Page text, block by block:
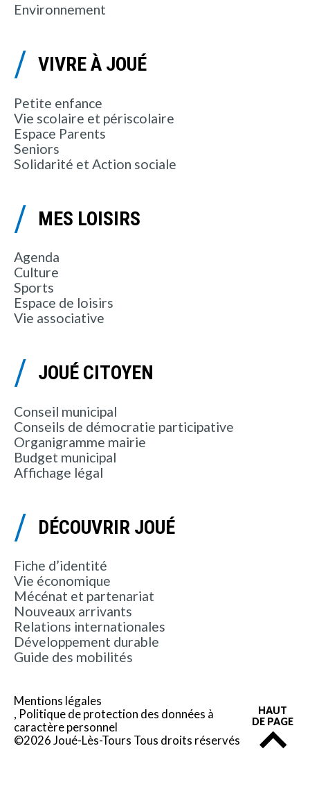
Environnement
VIVRE À JOUÉ
Petite enfance
Vie scolaire et périscolaire
Espace Parents
Seniors
Solidarité et Action sociale
MES LOISIRS
Agenda
Culture
Sports
Espace de loisirs
Vie associative
JOUÉ CITOYEN
Conseil municipal
Conseils de démocratie participative
Organigramme mairie
Budget municipal
Affichage légal
DÉCOUVRIR JOUÉ
Fiche d’identité
Vie économique
Mécénat et partenariat
Nouveaux arrivants
Relations internationales
Développement durable
Guide des mobilités
Mentions légales
Politique de protection des données à
caractère personnel
©2026 Joué-Lès-Tours Tous droits réservés
HAUT
DE PAGE